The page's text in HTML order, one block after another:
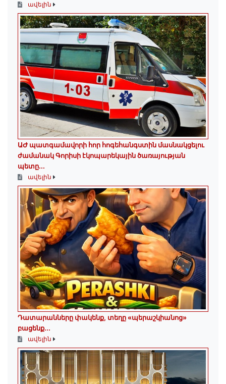
ավելին
ԱԺ պատգամավորի հոր հոգեհանգստին մասնակցելու
ժամանակ Գորիսի էկոպարեկային ծառայության
պետը...
ավելին
Դատարանները փակենք, տեղը «պերաշկիանոց»
բացենք․․․
ավելին